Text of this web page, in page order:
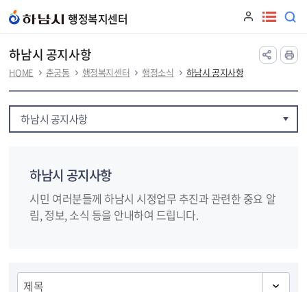
행정복지센터
하남시 공지사항
HOME 춘궁동 행정복지센터 행정소식 하남시 공지사항
하남시 공지사항
하남시 공지사항
시민 여러분들께 하남시 시정업무 추진과 관련한 중요 알
림, 정보, 소식 등을 안내하여 드립니다.